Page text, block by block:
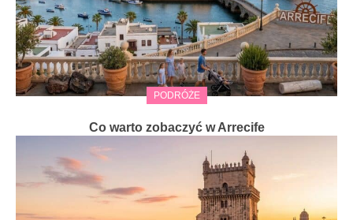
PODRÓŻE
Co warto zobaczyć w Arrecife